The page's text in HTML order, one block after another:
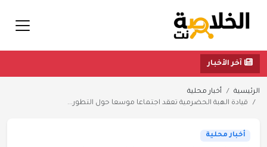
آخر الأخبار
الرئيسية
أخبار محلية
قيادة الهبة الحضرمية تعقد اجتماعا موسعا حول التطور...
أخبار محلية